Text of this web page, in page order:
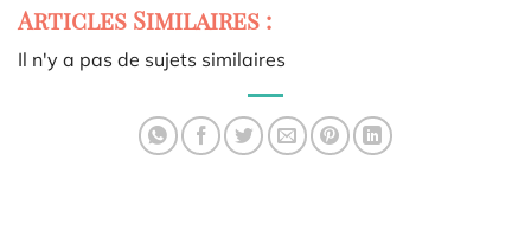
Articles Similaires :
Il n'y a pas de sujets similaires